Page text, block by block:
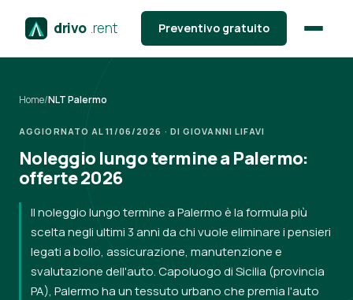
drivo .rent Preventivo gratuito
Home/NLT Palermo
AGGIORNATO AL 11/06/2026 · DI GIOVANNI LIFAVI
Noleggio lungo termine a Palermo:
offerte 2026
Il noleggio lungo termine a Palermo è la formula più
scelta negli ultimi 3 anni da chi vuole eliminare i pensieri
legati a bollo, assicurazione, manutenzione e
svalutazione dell'auto. Capoluogo di Sicilia (provincia
PA), Palermo ha un tessuto urbano che premia l'auto